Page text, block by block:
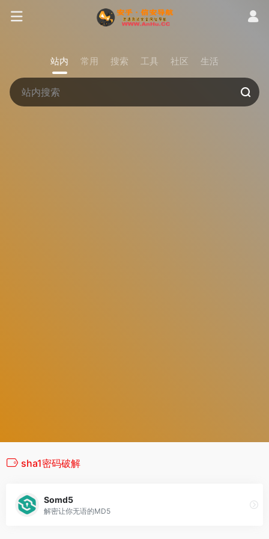
站内 常用 搜索 工具 社区 生活
sha1密码破解
Somd5
解密让你无语的MD5